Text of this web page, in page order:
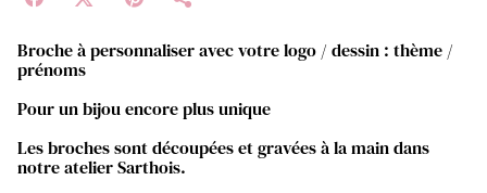
Broche à personnaliser avec votre logo / dessin : thème /
prénoms
Pour un bijou encore plus unique
Les broches sont découpées et gravées à la main dans
notre atelier Sarthois.